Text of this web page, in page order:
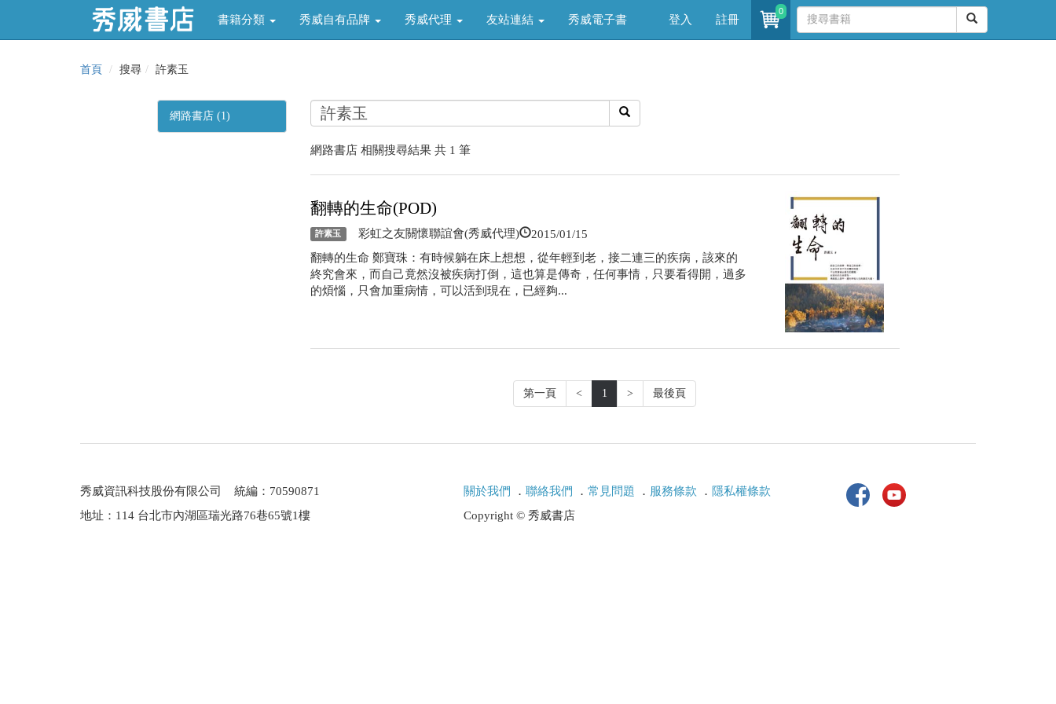
書籍分類 秀威自有品牌 秀威代理 友站連結 秀威電子書 登入 註冊
0
首頁 搜尋 許素玉
網路書店 (1)
網路書店 相關搜尋結果 共 1 筆
翻轉的生命(POD)
許素玉 彩虹之友關懷聯誼會(秀威代理) 2015/01/15
翻轉的生命 鄭寶珠：有時候躺在床上想想，從年輕到老，接二連三的疾病，該來的
終究會來，而自己竟然沒被疾病打倒，這也算是傳奇，任何事情，只要看得開，過多
的煩惱，只會加重病情，可以活到現在，已經夠...
第一頁 < 1 > 最後頁
秀威資訊科技股份有限公司 統編：70590871
地址：114 台北市內湖區瑞光路76巷65號1樓
關於我們 ． 聯絡我們 ． 常見問題 ． 服務條款 ． 隱私權條款
Copyright © 秀威書店